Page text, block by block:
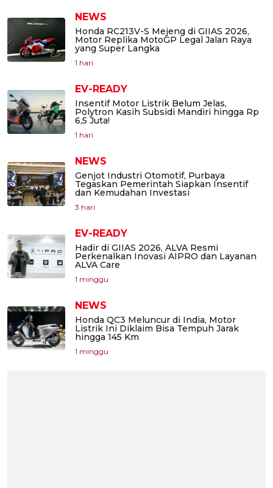
NEWS
Honda RC213V-S Mejeng di GIIAS 2026,
Motor Replika MotoGP Legal Jalan Raya
yang Super Langka
1 hari
EV-READY
Insentif Motor Listrik Belum Jelas,
Polytron Kasih Subsidi Mandiri hingga Rp
6,5 Juta!
1 hari
NEWS
Genjot Industri Otomotif, Purbaya
Tegaskan Pemerintah Siapkan Insentif
dan Kemudahan Investasi
3 hari
EV-READY
Hadir di GIIAS 2026, ALVA Resmi
Perkenalkan Inovasi AIPRO dan Layanan
ALVA Care
1 minggu
NEWS
Honda QC3 Meluncur di India, Motor
Listrik Ini Diklaim Bisa Tempuh Jarak
hingga 145 Km
1 minggu